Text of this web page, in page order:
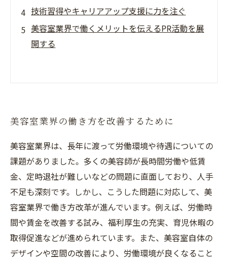
技術習得やキャリアアップ支援に力を注ぐ
美容室業界で働くメリットを伝えるPR活動を展
開する
美容室業界の働き方を改善するために
美容室業界は、長年に渡って労働環境や待遇についての
課題がありました。多くの美容師が長時間労働や低賃
金、定時退社が難しいなどの問題に直面しており、人手
不足も深刻です。しかし、こうした問題に対応して、美
容室業界で働き方改革が進んでいます。例えば、労働時
間や賃金を改善する試み、福利厚生の充実、育児休暇の
取得促進などが進められています。また、美容室自体の
デザインや空間の改善により、労働環境が良くなること